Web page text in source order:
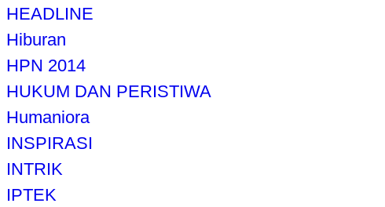
HEADLINE
Hiburan
HPN 2014
HUKUM DAN PERISTIWA
Humaniora
INSPIRASI
INTRIK
IPTEK